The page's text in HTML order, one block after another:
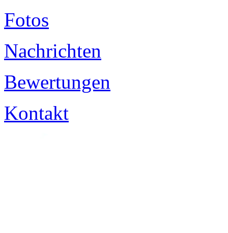
Fotos
Nachrichten
Bewertungen
Kontakt